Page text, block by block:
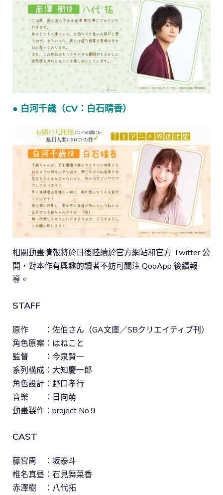
● 白河千歳（CV：白石晴香）
相關動畫情報將於日後陸續於官方網站和官方 Twitter 公
開，對本作有興趣的讀者不妨可關注 QooApp 後續報
導。
STAFF
原作 ：佐伯さん（GA文庫／SBクリエイティブ刊）
角色原案：はねこと
監督 ：今泉賢一
系列構成：大知慶一郎
角色設計：野口孝行
音樂 ：日向萌
動畫製作：project No.9
CAST
藤宮周 ：坂泰斗
椎名真昼：石見舞菜香
赤澤樹 ：八代拓